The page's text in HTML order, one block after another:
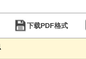
下载PDF格式